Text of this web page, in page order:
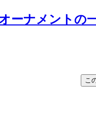
ーナメントの